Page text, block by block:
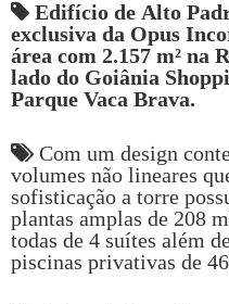
Edifício de Alto
exclusiva da Opus
área com 2.157 m² na
lado do Goiânia
Parque Vaca Brava.
Com um design
volumes não lineares
sofisticação a torre
plantas amplas de 208
todas de 4 suítes além
piscinas privativas de